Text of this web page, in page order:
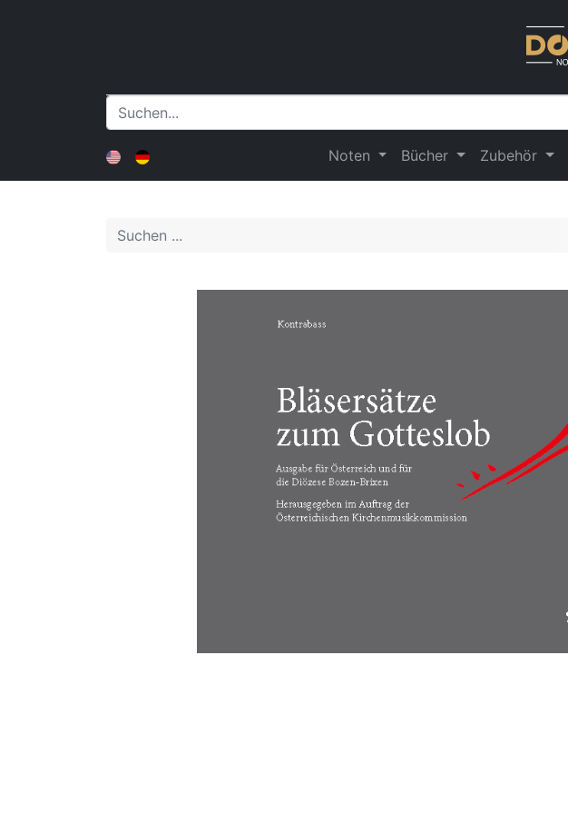
Noten Bücher Zubehör